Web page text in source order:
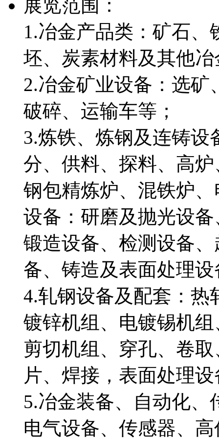
展览范围：
1.冶金产品类：矿石
坯、炭素材料及其他
2.冶金矿业设备：选
破碎、运输车等；
3.炼铁、炼钢及连铸
分、供料、探料、高
钢包精炼炉、混铁炉
设备：研磨及抛光设
锻造设备、检测设备
备、铸造及表面处理
4.轧钢设备及配套：热
镀锌机组、电镀锡机
剪切机组、穿孔、卷
片、焊接，表面处理
5.冶金装备、自动化
电气设备、传感器、